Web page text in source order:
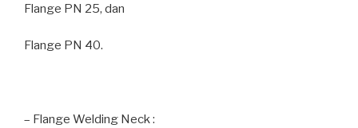
Flange PN 25, dan
Flange PN 40.
– Flange Welding Neck :